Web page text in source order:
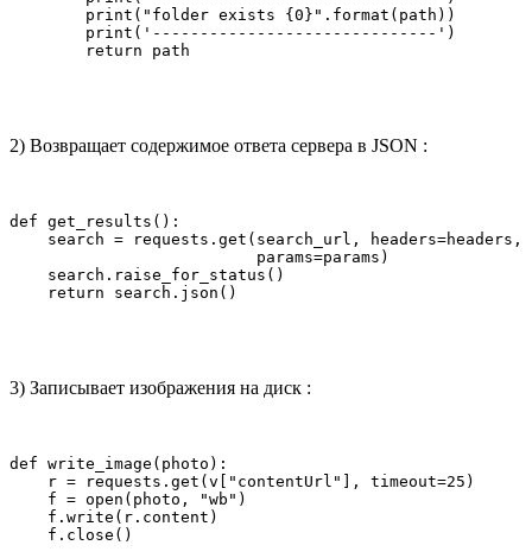
        print("folder exists {0}".format(path))
        print('------------------------------')
2) Возвращает содержимое ответа сервера в JSON :
def get_results():
    search = requests.get(search_url, headers=headers,
                          params=params)
    search.raise_for_status()
    return search.json()
3) Записывает изображения на диск :
def write_image(photo):
    r = requests.get(v["contentUrl"], timeout=25)
    f = open(photo, "wb")
    f.write(r.content)
    f.close()